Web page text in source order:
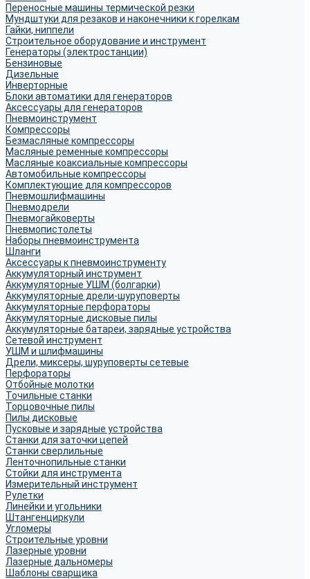
Переносные машины термической резки
Мундштуки для резаков и наконечники к горелкам
Гайки, ниппели
Строительное оборудование и инструмент
Генераторы (электростанции)
Бензиновые
Дизельные
Инверторные
Блоки автоматики для генераторов
Аксессуары для генераторов
Пневмоинструмент
Компрессоры
Безмасляные компрессоры
Масляные ременные компрессоры
Масляные коаксиальные компрессоры
Автомобильные компрессоры
Комплектующие для компрессоров
Пневмошлифмашины
Пневмодрели
Пневмогайковерты
Пневмопистолеты
Наборы пневмоинструмента
Шланги
Аксессуары к пневмоинструменту
Аккумуляторный инструмент
Аккумуляторные УШМ (болгарки)
Аккумуляторные дрели-шуруповерты
Аккумуляторные перфораторы
Аккумуляторные дисковые пилы
Аккумуляторные батареи, зарядные устройства
Сетевой инструмент
УШМ и шлифмашины
Дрели, миксеры, шуруповерты сетевые
Перфораторы
Отбойные молотки
Точильные станки
Торцовочные пилы
Пилы дисковые
Пусковые и зарядные устройства
Станки для заточки цепей
Станки сверлильные
Ленточнопильные станки
Стойки для инструмента
Измерительный инструмент
Рулетки
Линейки и угольники
Штангенциркули
Угломеры
Строительные уровни
Лазерные уровни
Лазерные дальномеры
Шаблоны сварщика